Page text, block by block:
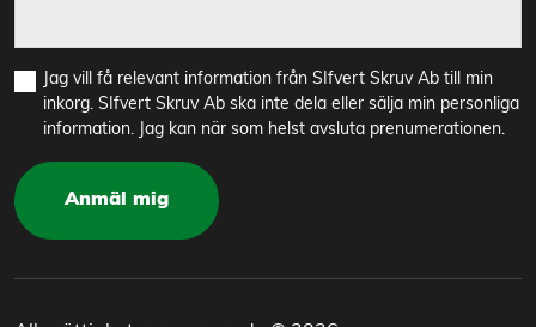
Jag vill få relevant information från SIfvert Skruv Ab till min
inkorg. SIfvert Skruv Ab ska inte dela eller sälja min personliga
information. Jag kan när som helst avsluta prenumerationen.
Anmäl mig